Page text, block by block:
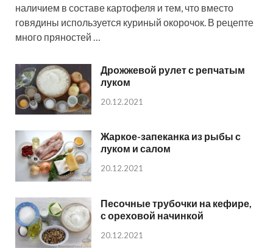
наличием в составе картофеля и тем, что вместо
говядины используется куриный окорочок. В рецепте
много пряностей …
Дрожжевой рулет с репчатым
луком
20.12.2021
Жаркое-запеканка из рыбы с
луком и салом
20.12.2021
Песочные трубочки на кефире,
с ореховой начинкой
20.12.2021